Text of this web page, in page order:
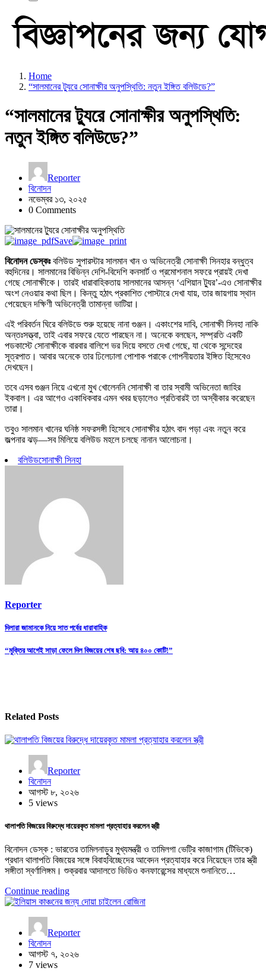
Home
“সালমানের ট্যুরে সোনাক্ষীর অনুপস্থিতি: নতুন ইঙ্গিত বলিউডে?”
“সালমানের ট্যুরে সোনাক্ষীর অনুপস্থিতি:
নতুন ইঙ্গিত বলিউডে?”
Reporter
বিনোদন
নভেম্বর ১৩, ২০২৫
0 Comments
Save
বিনোদন ডেস্কঃবলিউড সুপারস্টার সালমান খান ও অভিনেত্রী সোনাক্ষী সিনহার বন্ধুত্ব
বহুদিনের। সালমানের বিভিন্ন দেশি-বিদেশি কনসার্ট ও প্রমোশনাল সফরে প্রায়ই দেখা
গেছে সোনাক্ষীকে। তারই ধারাবাহিকতায় সালমানের আসন্ন ‘এশিয়ান ট্যুর’-এও সোনাক্ষীর
অংশ নেওয়ার কথা ছিল। কিন্তু হঠাৎ প্রকাশিত পোস্টারে দেখা যায়, তার জায়গায় স্থান
পেয়েছেন দক্ষিণী অভিনেত্রী তামান্না ভাটিয়া।
এই পরিবর্তন ঘিরে বলিউডে শুরু হয়েছে নানা গুঞ্জন। একাংশের দাবি, সোনাক্ষী সিনহা নাকি
অন্তঃসত্ত্বা, তাই এবার সফরে যেতে পারছেন না। অনেকে বলছেন, সম্প্রতি একটি
পডকাস্টে সোনাক্ষীকে বারবার বালিশে ভর দিয়ে বসতে দেখা গেছে, যা থেকে সন্দেহের
সূত্রপাত। আবার অনেকে তার ঢিলেঢালা পোশাক পরাকে গোপনীয়তার ইঙ্গিত হিসেবেও
দেখছেন।
তবে এসব গুঞ্জন নিয়ে এখনো মুখ খোলেননি সোনাক্ষী বা তার স্বামী অভিনেতা জাহির
ইকবাল। এর আগেও একাধিকবার এমন খবর ছড়ালেও প্রতিবারই তা অস্বীকার করেছেন
তারা।
তবুও সালমান খানের ঘনিষ্ঠ সফরসঙ্গী হিসেবে সোনাক্ষীর হঠাৎ বাদ পড়া এবং নতুন করে
জল্পনার ঝড়—সব মিলিয়ে বলিউড মহলে চলছে নানান আলোচনা।
বলিউডসোনাক্ষী সিনহা
Reporter
Post
navigation
দিলারা জামানকে নিয়ে সাত পর্বের ধারাবাহিক
“মুক্তির আগেই সাড়া ফেলে দিল বিজয়ের শেষ ছবি: আয় ৪০০ কোটি!”
Related Posts
Reporter
বিনোদন
আগস্ট ৮, ২০২৬
5 views
থালাপতি বিজয়ের বিরুদ্ধে দায়েরকৃত মামলা প্রত্যাহার করলেন স্ত্রী
বিনোদন ডেস্ক : ভারতের তামিলনাড়ুর মুখ্যমন্ত্রী ও তামিলগা ভেট্রি কাজাগাম (টিভিকে)
প্রধান থালাপতি বিজয়ের সঙ্গে বিবাহবিচ্ছেদের আবেদন প্রত্যাহার করে নিয়েছেন তার স্ত্রী
সঙ্গীতা স্বর্ণালিঙ্গম। শুক্রবার আদালতে ভিডিও কনফারেন্সের মাধ্যমে শুনানিতে…
Continue reading
Reporter
বিনোদন
আগস্ট ৭, ২০২৬
7 views